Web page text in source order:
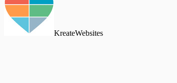
KreateWebsites